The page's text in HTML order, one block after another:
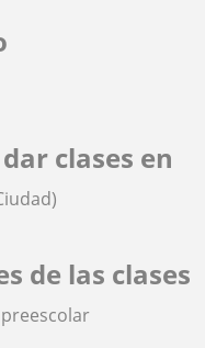
clases en
de las clases